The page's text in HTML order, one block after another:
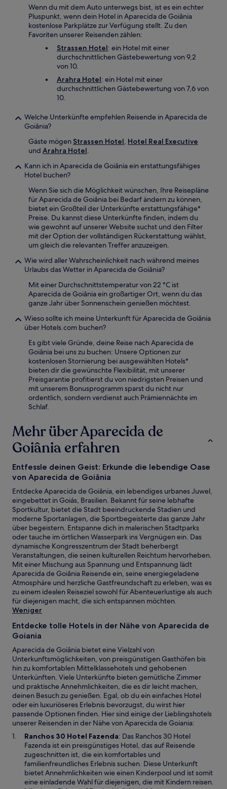
Wenn du mit dem Auto unterwegs bist, ist es ein echter
Pluspunkt, wenn dein Hotel in Aparecida de Goiânia
kostenlose Parkplätze zur Verfügung stellt. Zu den
Favoriten unserer Reisenden zählen:
Strassen Hotel: ein Hotel mit einer
durchschnittlichen Gästebewertung von 9,2
von 10.
Arahra Hotel: ein Hotel mit einer
durchschnittlichen Gästebewertung von 7,6 von
10.
Welche Unterkünfte empfehlen Reisende in Aparecida de
Goiânia?
Gäste mögen Strassen Hotel, Hotel Real Executive
und Arahra Hotel.
Kann ich in Aparecida de Goiânia ein erstattungsfähiges
Hotel buchen?
Wenn Sie sich die Möglichkeit wünschen, Ihre Reisepläne
für Aparecida de Goiânia bei Bedarf ändern zu können,
bietet ein Großteil der Unterkünfte erstattungsfähige*
Preise. Du kannst diese Unterkünfte finden, indem du
wie gewohnt auf unserer Website suchst und den Filter
mit der Option der vollständigen Rückerstattung wählst,
um gleich die relevanten Treffer anzuzeigen.
Wie wird aller Wahrscheinlichkeit nach während meines
Urlaubs das Wetter in Aparecida de Goiânia?
Mit einer Durchschnittstemperatur von 22 °C ist
Aparecida de Goiânia ein großartiger Ort, wenn du das
ganze Jahr über Sonnenschein genießen möchtest.
Wieso sollte ich meine Unterkunft für Aparecida de Goiânia
über Hotels.com buchen?
Es gibt viele Gründe, deine Reise nach Aparecida de
Goiânia bei uns zu buchen: Unsere Optionen zur
kostenlosen Stornierung bei ausgewählten Hotels*
bieten dir die gewünschte Flexibilität, mit unserer
Preisgarantie profitierst du von niedrigsten Preisen und
mit unserem Bonusprogramm sparst du nicht nur
ordentlich, sondern verdienst auch Prämiennächte im
Schlaf.
Mehr über Aparecida de
Goiânia erfahren
Entfessle deinen Geist: Erkunde die lebendige Oase
von Aparecida de Goiânia
Entdecke Aparecida de Goiânia, ein lebendiges urbanes Juwel,
eingebettet in Goiás, Brasilien. Bekannt für seine lebhafte
Sportkultur, bietet die Stadt beeindruckende Stadien und
moderne Sportanlagen, die Sportbegeisterte das ganze Jahr
über begeistern. Entspanne dich in malerischen Stadtparks
oder tauche im örtlichen Wasserpark ins Vergnügen ein. Das
dynamische Kongresszentrum der Stadt beherbergt
Veranstaltungen, die seinen kulturellen Reichtum hervorheben.
Mit einer Mischung aus Spannung und Entspannung lädt
Aparecida de Goiânia Reisende ein, seine energiegeladene
Atmosphäre und herzliche Gastfreundschaft zu erleben, was es
zu einem idealen Reiseziel sowohl für Abenteuerlustige als auch
für diejenigen macht, die sich entspannen möchten.
Weniger
Entdecke tolle Hotels in der Nähe von Aparecida de
Goiania
Aparecida de Goiânia bietet eine Vielzahl von
Unterkunftsmöglichkeiten, von preisgünstigen Gasthöfen bis
hin zu komfortablen Mittelklassehotels und gehobenen
Unterkünften. Viele Unterkünfte bieten gemütliche Zimmer
und praktische Annehmlichkeiten, die es dir leicht machen,
deinen Besuch zu genießen. Egal, ob du ein einfaches Hotel
oder ein luxuriöseres Erlebnis bevorzugst, du wirst hier
passende Optionen finden. Hier sind einige der Lieblingshotels
unserer Reisenden in der Nähe von Aparecida de Goiania:
Ranchos 30 Hotel FazendaW
i
r
d
i
n
: Das Ranchos 30 Hotel
Fazenda ist ein preisgünstiges Hotel, das auf Reisende
zugeschnitten ist, die ein komfortables und
familienfreundliches Erlebnis suchen. Diese Unterkunft
bietet Annehmlichkeiten wie einen Kinderpool und ist somit
eine einladende Wahl für diejenigen, die mit Kindern reisen.